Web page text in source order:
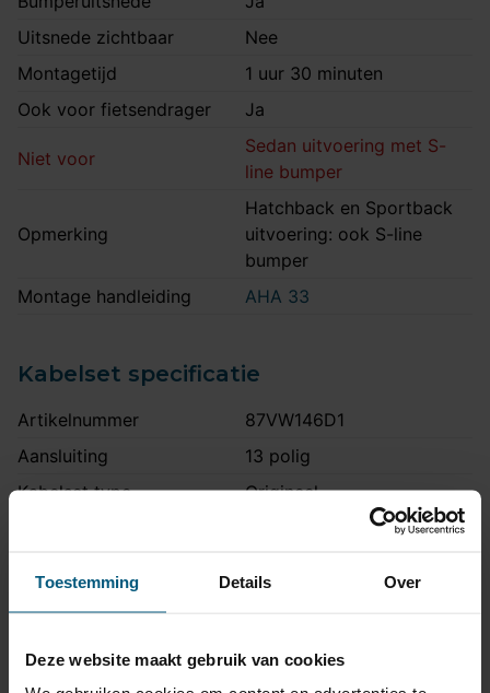
Toestemming Details Over
Deze website maakt gebruik van cookies
Uitsnede zichtbaar
Nee
Montagetijd
1 uur 30 minuten
Ook voor fietsendrager
Ja
Niet voor
Sedan uitvoering met S-
line bumper
Opmerking
Hatchback en Sportback
uitvoering: ook S-line
bumper
Montage handleiding
AHA 33
Kabelset specificatie
Artikelnummer
87VW146D1
Aansluiting
13 polig
Kabelset type
Origineel
Met originele connectoren
uitschakeling
Ja
aanwezig
Laadleiding +15 aanwezig Ja